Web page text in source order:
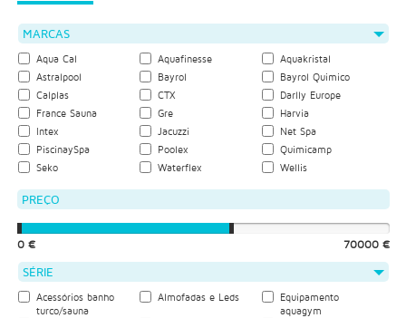
MARCAS
Aqua Cal Aquafinesse
Aquakristal
Astralpool
Bayrol
Bayrol Quimico
Calplas
CTX
Darlly Europe
France Sauna
Gre
Harvia
Intex
Jacuzzi
Net Spa
PiscinaySpa
Poolex
Quimicamp
Seko
Waterflex Wellis
PREÇO
0 € 70000 €
SÉRIE
Acessórios banho
turco/sauna
Almofadas e Leds
Equipamento
aquagym